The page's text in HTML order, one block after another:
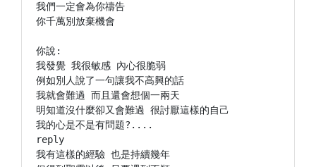
我們一定會為你禱告
你千萬別放棄機會
你說:
我發覺 我很敏感 內心很脆弱
例如別人說了一句讓我不高興的話
我就會難過 而且還會想個一兩天
明知道沒什麼卻又會難過 很討厭這樣的自己
我的心是不是有問題?....
reply
我有這樣的經驗 也是持續幾年